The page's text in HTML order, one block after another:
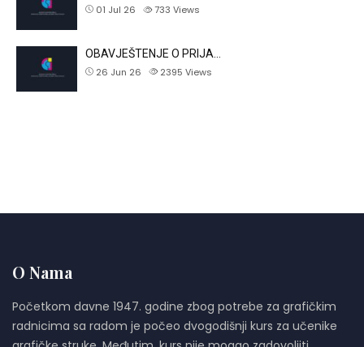
01 Jul 26
733 Views
OBAVJEŠTENJE O PRIJA…
26 Jun 26
2395 Views
O Nama
Početkom davne 1947. godine zbog potrebe za grafičkim
radnicima sa radom je počeo dvogodišnji kurs za učenike